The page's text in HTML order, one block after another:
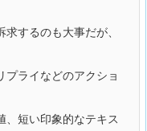
するのも大事だが、
プライなどのアクショ
、短い印象的なテキス